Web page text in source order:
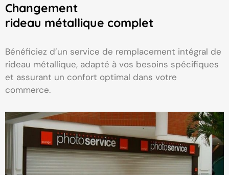
Changement
rideau métallique complet
Bénéficiez d’un service de remplacement intégral de
rideau métallique, adapté à vos besoins spécifiques
et assurant un confort optimal dans votre
commerce.